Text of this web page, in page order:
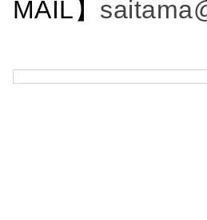
MAIL】